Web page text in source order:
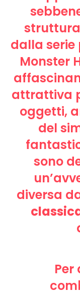
dalla serie
Monster
attrattiva
oggetti,
del
sono
diversa
Per